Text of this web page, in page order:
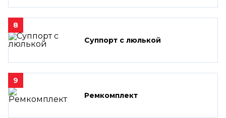
8
Суппорт с люлькой
9
Ремкомплект